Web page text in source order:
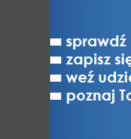
Członków
poczucie
wspólny
silne